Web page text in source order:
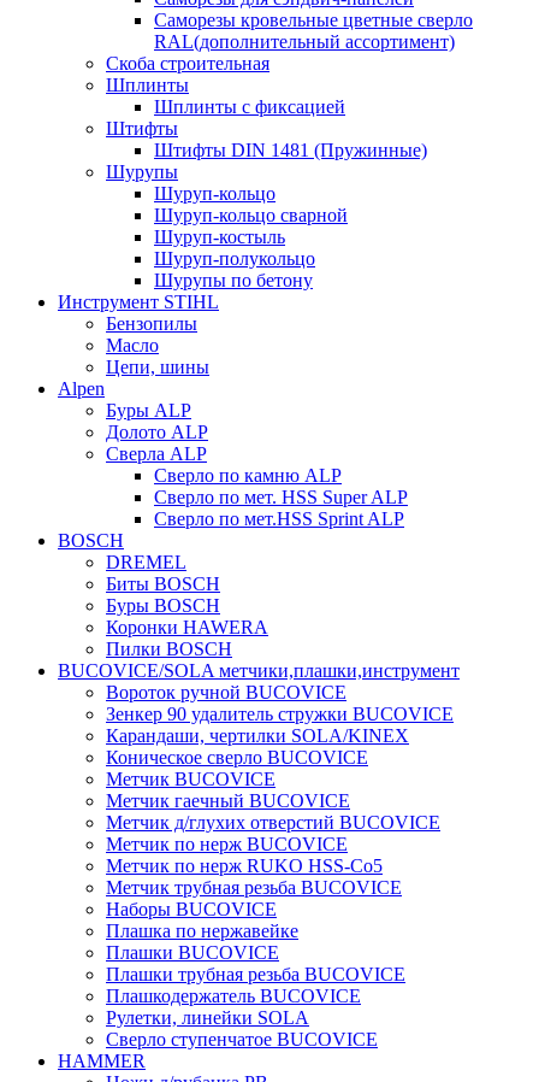
Саморезы кровельные цветные сверло
RAL(дополнительный ассортимент)
Скоба строительная
Шплинты
Шплинты с фиксацией
Штифты
Штифты DIN 1481 (Пружинные)
Шурупы
Шуруп-кольцо
Шуруп-кольцо сварной
Шуруп-костыль
Шуруп-полукольцо
Шурупы по бетону
Инструмент STIHL
Бензопилы
Масло
Цепи, шины
Alpen
Буры ALP
Долото ALP
Сверла ALP
Сверло по камню ALP
Сверло по мет. HSS Super ALP
Сверло по мет.HSS Sprint ALP
BOSCH
DREMEL
Биты BOSCH
Буры BOSCH
Коронки HAWERA
Пилки BOSCH
BUCOVICE/SOLA метчики,плашки,инструмент
Вороток ручной BUCOVICE
Зенкер 90 удалитель стружки BUCOVICE
Карандаши, чертилки SOLA/KINEX
Коническое сверло BUCOVICE
Метчик BUCOVICE
Метчик гаечный BUCOVICE
Метчик д/глухих отверстий BUCOVICE
Метчик по нерж BUCOVICE
Метчик по нерж RUKO HSS-Co5
Метчик трубная резьба BUCOVICE
Наборы BUCOVICE
Плашка по нержавейке
Плашки BUCOVICE
Плашки трубная резьба BUCOVICE
Плашкодержатель BUCOVICE
Рулетки, линейки SOLA
Сверло ступенчатое BUCOVICE
HAMMER